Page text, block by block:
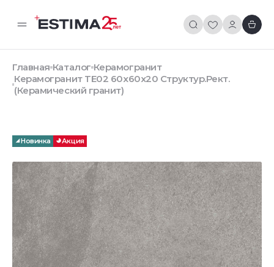
Главная Каталог Керамогранит
Керамогранит TE02 60x60x20 Структур.Рект.
(Керамический гранит)
Новинка Акция